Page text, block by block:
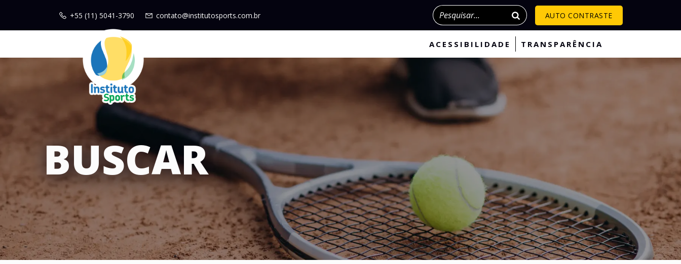
+55 (11) 5041-3790 contato@institutosports.com.br Pesquisar AUTO CONTRASTE
ACESSIBILIDADE TRANSPARÊNCIA
BUSCAR